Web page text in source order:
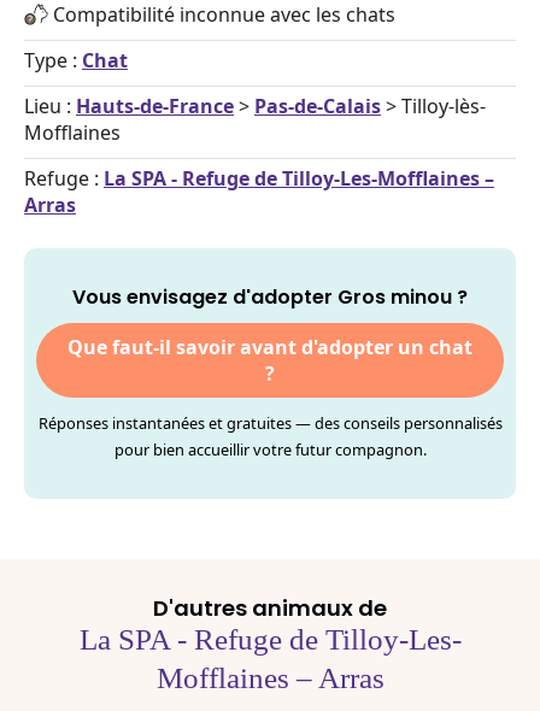
Compatibilité inconnue avec les chats
Type : Chat
Lieu : Hauts-de-France> Pas-de-Calais> Tilloy-lès-
Mofflaines
Refuge : La SPA - Refuge de Tilloy-Les-Mofflaines –
Arras
Vous envisagez d'adopter Gros minou ?
Que faut-il savoir avant d'adopter un chat
?
Réponses instantanées et gratuites — des conseils personnalisés
pour bien accueillir votre futur compagnon.
D'autres animaux de
La SPA - Refuge de Tilloy-Les-
Mofflaines – Arras